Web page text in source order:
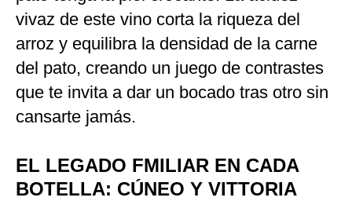
vivaz de este vino corta la riqueza del
arroz y equilibra la densidad de la carne
del pato, creando un juego de contrastes
que te invita a dar un bocado tras otro sin
cansarte jamás.
EL LEGADO FMILIAR EN CADA
BOTELLA: CÚNEO Y VITTORIA